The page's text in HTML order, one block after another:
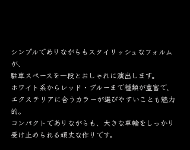
シンプルでありながらもスタイリッシュなフォルム
が、
駐車スペースを一段とおしゃれに演出します。
ホワイト系からレッド・ブルーまで種類が豊富で、
エクステリアに合うカラーが選びやすいことも魅力
的。
コンパクトでありながらも、大きな車輪をしっかり
受け止められる頑丈な作りです。